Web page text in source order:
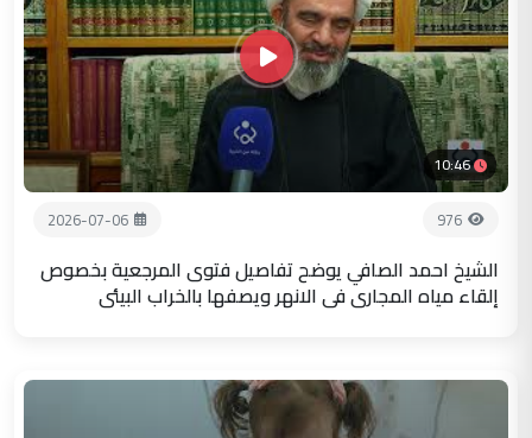
10:46
976
2026-07-06
الشيخ احمد الصافي يوضح تفاصيل فتوى المرجعية بخصوص
إلقاء مياه المجاري في الانهر ويصفها بالخراب البيئي